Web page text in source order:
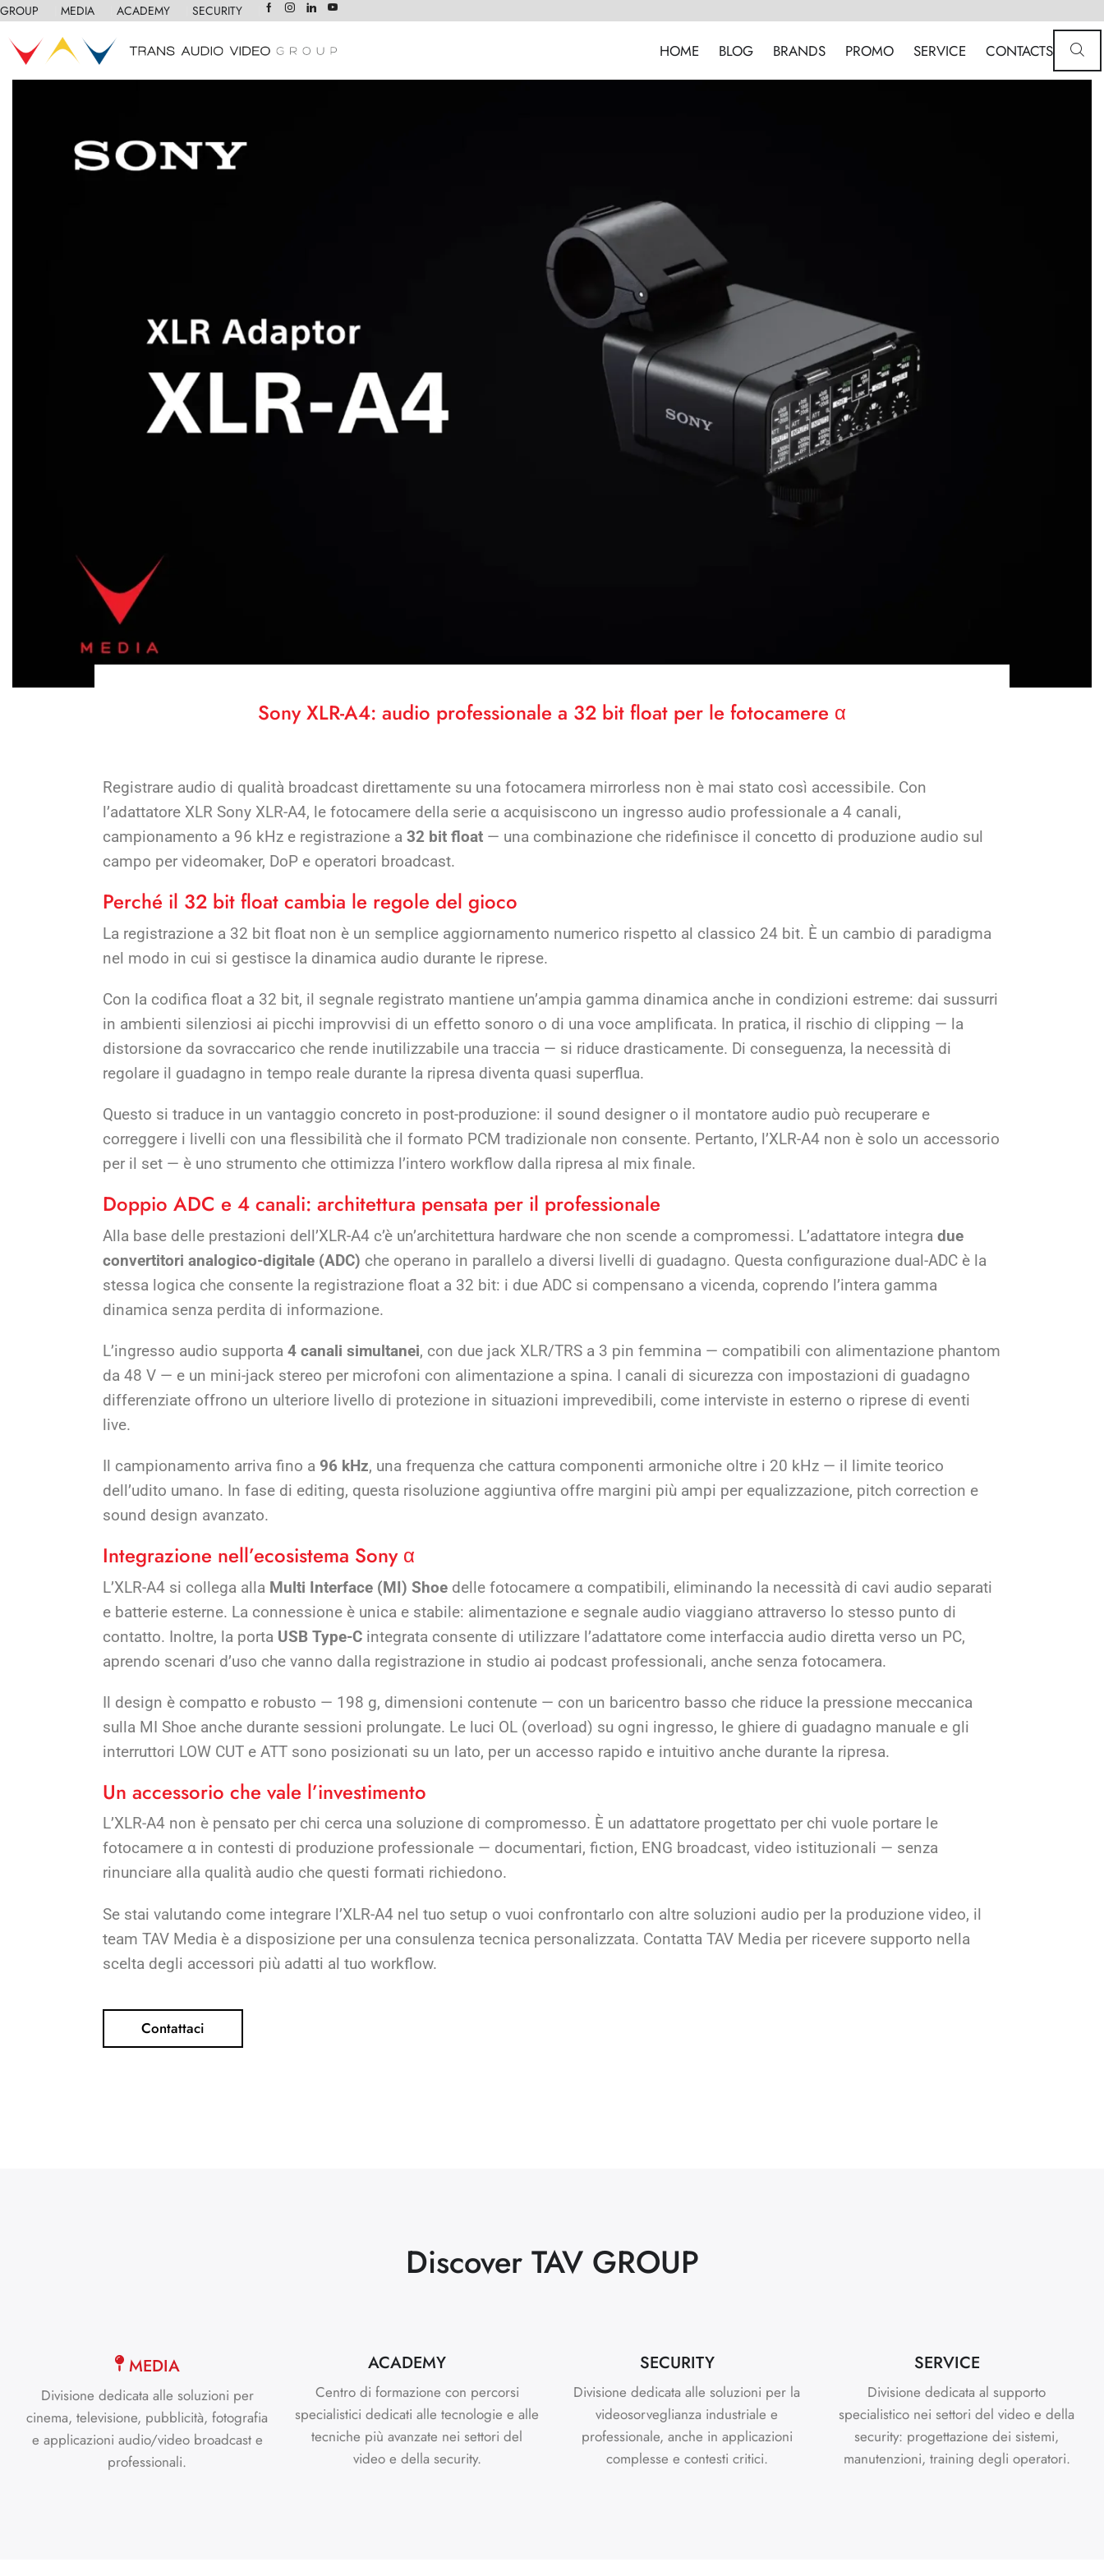
GROUP MEDIA ACADEMY SECURITY
HOME BLOG BRANDS PROMO SERVICE CONTACTS
Sony XLR-A4: audio professionale a 32 bit float per le fotocamere α
Registrare audio di qualità broadcast direttamente su una fotocamera mirrorless non è mai stato così accessibile. Con
l’adattatore XLR Sony XLR-A4, le fotocamere della serie α acquisiscono un ingresso audio professionale a 4 canali,
campionamento a 96 kHz e registrazione a 32 bit float — una combinazione che ridefinisce il concetto di produzione audio sul
campo per videomaker, DoP e operatori broadcast.
Perché il 32 bit float cambia le regole del gioco
La registrazione a 32 bit float non è un semplice aggiornamento numerico rispetto al classico 24 bit. È un cambio di paradigma
nel modo in cui si gestisce la dinamica audio durante le riprese.
Con la codifica float a 32 bit, il segnale registrato mantiene un’ampia gamma dinamica anche in condizioni estreme: dai sussurri
in ambienti silenziosi ai picchi improvvisi di un effetto sonoro o di una voce amplificata. In pratica, il rischio di clipping — la
distorsione da sovraccarico che rende inutilizzabile una traccia — si riduce drasticamente. Di conseguenza, la necessità di
regolare il guadagno in tempo reale durante la ripresa diventa quasi superflua.
Questo si traduce in un vantaggio concreto in post-produzione: il sound designer o il montatore audio può recuperare e
correggere i livelli con una flessibilità che il formato PCM tradizionale non consente. Pertanto, l’XLR-A4 non è solo un accessorio
per il set — è uno strumento che ottimizza l’intero workflow dalla ripresa al mix finale.
Doppio ADC e 4 canali: architettura pensata per il professionale
Alla base delle prestazioni dell’XLR-A4 c’è un’architettura hardware che non scende a compromessi. L’adattatore integra due
convertitori analogico-digitale (ADC) che operano in parallelo a diversi livelli di guadagno. Questa configurazione dual-ADC è la
stessa logica che consente la registrazione float a 32 bit: i due ADC si compensano a vicenda, coprendo l’intera gamma
dinamica senza perdita di informazione.
L’ingresso audio supporta 4 canali simultanei, con due jack XLR/TRS a 3 pin femmina — compatibili con alimentazione phantom
da 48 V — e un mini-jack stereo per microfoni con alimentazione a spina. I canali di sicurezza con impostazioni di guadagno
differenziate offrono un ulteriore livello di protezione in situazioni imprevedibili, come interviste in esterno o riprese di eventi
live.
Il campionamento arriva fino a 96 kHz, una frequenza che cattura componenti armoniche oltre i 20 kHz — il limite teorico
dell’udito umano. In fase di editing, questa risoluzione aggiuntiva offre margini più ampi per equalizzazione, pitch correction e
sound design avanzato.
Integrazione nell’ecosistema Sony α
L’XLR-A4 si collega alla Multi Interface (MI) Shoe delle fotocamere α compatibili, eliminando la necessità di cavi audio separati
e batterie esterne. La connessione è unica e stabile: alimentazione e segnale audio viaggiano attraverso lo stesso punto di
contatto. Inoltre, la porta USB Type-C integrata consente di utilizzare l’adattatore come interfaccia audio diretta verso un PC,
aprendo scenari d’uso che vanno dalla registrazione in studio ai podcast professionali, anche senza fotocamera.
Il design è compatto e robusto — 198 g, dimensioni contenute — con un baricentro basso che riduce la pressione meccanica
sulla MI Shoe anche durante sessioni prolungate. Le luci OL (overload) su ogni ingresso, le ghiere di guadagno manuale e gli
interruttori LOW CUT e ATT sono posizionati su un lato, per un accesso rapido e intuitivo anche durante la ripresa.
Un accessorio che vale l’investimento
L’XLR-A4 non è pensato per chi cerca una soluzione di compromesso. È un adattatore progettato per chi vuole portare le
fotocamere α in contesti di produzione professionale — documentari, fiction, ENG broadcast, video istituzionali — senza
rinunciare alla qualità audio che questi formati richiedono.
Se stai valutando come integrare l’XLR-A4 nel tuo setup o vuoi confrontarlo con altre soluzioni audio per la produzione video, il
team TAV Media è a disposizione per una consulenza tecnica personalizzata. Contatta TAV Media per ricevere supporto nella
scelta degli accessori più adatti al tuo workflow.
Contattaci
Discover TAV GROUP
MEDIA
Divisione dedicata alle soluzioni per
cinema, televisione, pubblicità, fotografia
e applicazioni audio/video broadcast e
professionali.
ACADEMY
Centro di formazione con percorsi
specialistici dedicati alle tecnologie e alle
tecniche più avanzate nei settori del
video e della security.
SECURITY
Divisione dedicata alle soluzioni per la
videosorveglianza industriale e
professionale, anche in applicazioni
complesse e contesti critici.
SERVICE
Divisione dedicata al supporto
specialistico nei settori del video e della
security: progettazione dei sistemi,
manutenzioni, training degli operatori.